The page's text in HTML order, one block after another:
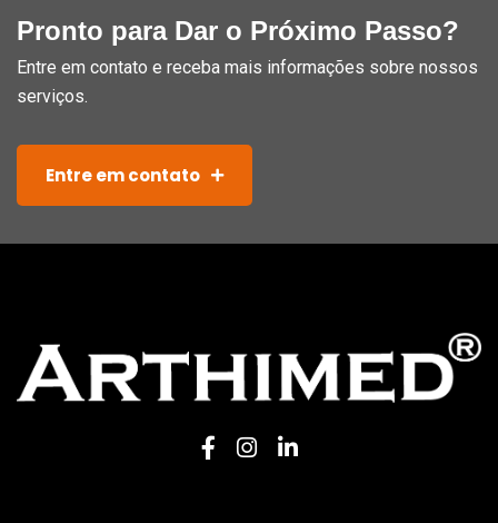
Pronto para Dar o Próximo Passo?
Entre em contato e receba mais informações sobre nossos
serviços.
Entre em contato